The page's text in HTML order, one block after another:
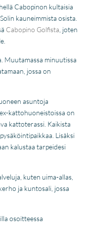
Cabopinon kultaisia
kauneimmista osista.
Cabopino Golfista , joten
Muutamassa minuutissa
jossa on
asuntoja
kattohuoneistoissa on
kattoterassi. Kaikista
Lisäksi
kalustaa tarpeidesi
kuten uima-allas,
ja kuntosali, jossa
osoitteessa